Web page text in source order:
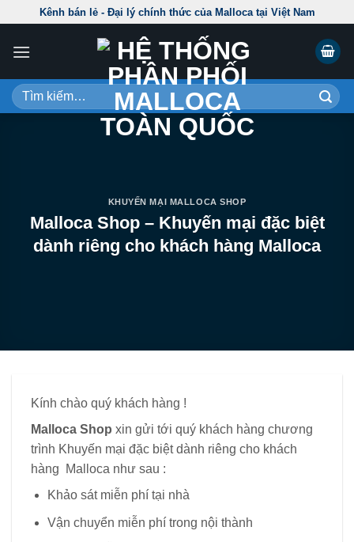
content
Kênh bán lẻ - Đại lý chính thức của Malloca tại Việt Nam
Tìm
kiếm:
KHUYẾN MẠI MALLOCA SHOP
Malloca Shop – Khuyến mại đặc biệt
dành riêng cho khách hàng Malloca
Kính chào quý khách hàng !
Malloca Shop xin gửi tới quý khách hàng chương
trình Khuyến mại đặc biệt dành riêng cho khách
hàng Malloca như sau :
Khảo sát miễn phí tại nhà
Vận chuyển miễn phí trong nội thành